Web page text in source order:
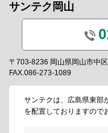
サンテク岡山
〒703-8236 岡山県岡山市中
FAX.086-273-1089
サンテクは、広島県東部
を配置しておりますので